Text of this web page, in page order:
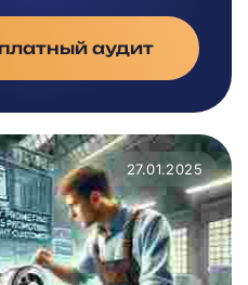
аудит
27.01.2025